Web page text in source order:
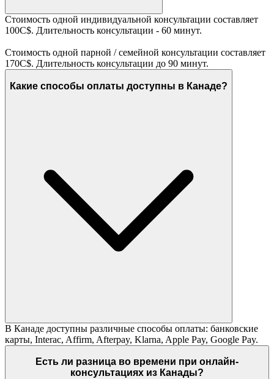
Стоимость одной индивидуальной консультации составляет
100C$. Длительность консультации - 60 минут.
Стоимость одной парной / семейной консультации составляет
170C$. Длительность консультации до 90 минут.
Какие способы оплаты доступны в Канаде?
В Канаде доступны различные способы оплаты: банковские
карты, Interac, Affirm, Afterpay, Klarna, Apple Pay, Google Pay.
Есть ли разница во времени при онлайн-
консультациях из Канады?